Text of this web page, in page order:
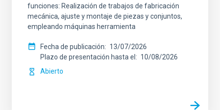
funciones: Realización de trabajos de fabricación
mecánica, ajuste y montaje de piezas y conjuntos,
empleando máquinas herramienta
Fecha de publicación
13/07/2026
Plazo de presentación hasta el
10/08/2026
Abierto